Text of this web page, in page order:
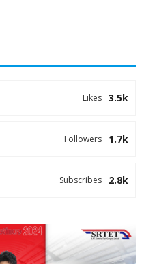
3.5k
Likes
1.7k
Followers
2.8k
Subscribes